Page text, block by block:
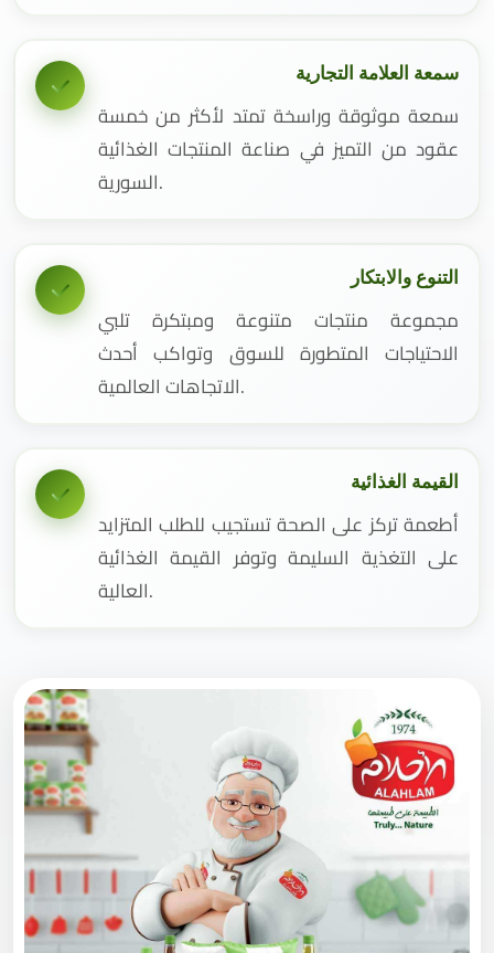
سمعة العلامة التجارية
سمعة موثوقة وراسخة تمتد لأكثر من خمسة
عقود من التميز في صناعة المنتجات الغذائية
السورية.
التنوع والابتكار
مجموعة منتجات متنوعة ومبتكرة تلبي
الاحتياجات المتطورة للسوق وتواكب أحدث
الاتجاهات العالمية.
القيمة الغذائية
أطعمة تركز على الصحة تستجيب للطلب المتزايد
على التغذية السليمة وتوفر القيمة الغذائية
العالية.